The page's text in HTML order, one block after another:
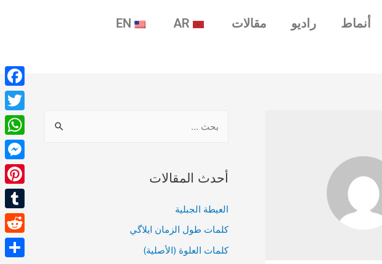
أنماط راديو مقالات AR
EN
أحدث المقالات
العيطة الجبلية
كلمات طول الزمان ايلاگي
كلمات العلوة (الأصلية)